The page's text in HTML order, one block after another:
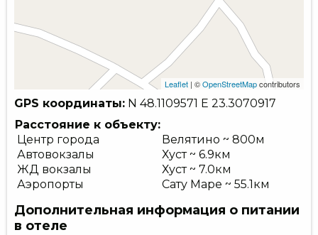
Leaflet | ©OpenStreetMapcontributors
GPS координаты: N 48.1109571 E 23.3070917
Расстояние к объекту:
Центр города
Велятино ~ 800м
Автовокзалы
Хуст ~ 6.9км
ЖД вокзалы
Хуст ~ 7.0км
Аэропорты
Сату Маре ~ 55.1км
Дополнительная информация о питании
в отеле